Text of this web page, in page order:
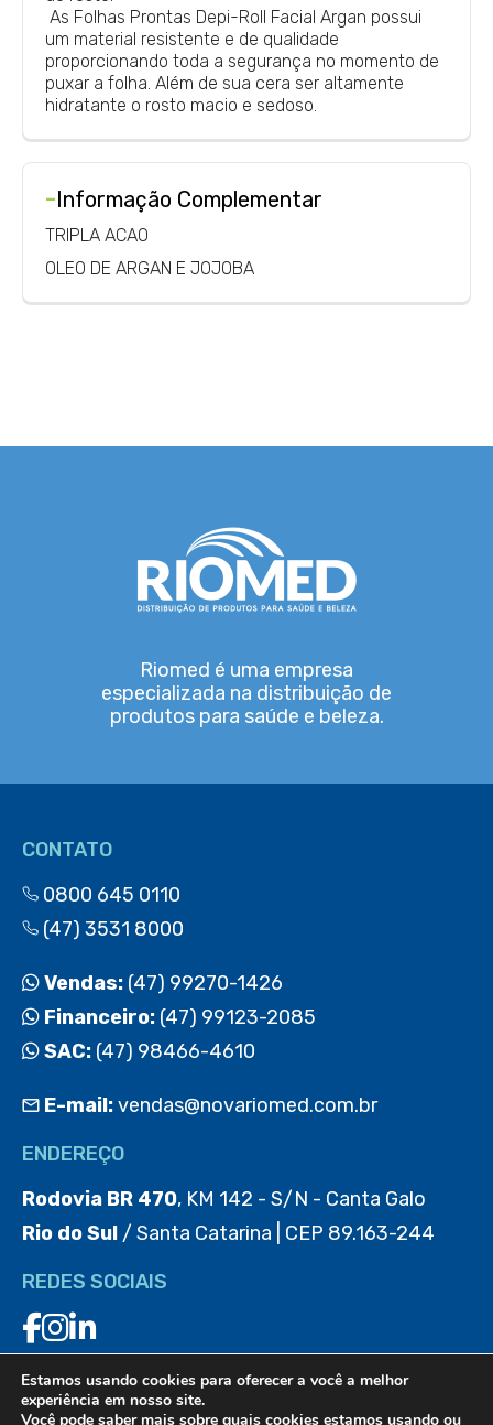
As Folhas Prontas Depi-Roll Facial Argan possui
um material resistente e de qualidade
proporcionando toda a segurança no momento de
puxar a folha. Além de sua cera ser altamente
hidratante o rosto macio e sedoso.
-Informação Complementar
TRIPLA ACAO
OLEO DE ARGAN E JOJOBA
Riomed é uma empresa
especializada na distribuição de
produtos para saúde e beleza.
CONTATO
0800 645 0110
(47) 3531 8000
Vendas: (47) 99270-1426
Financeiro: (47) 99123-2085
SAC: (47) 98466-4610
E-mail:vendas@novariomed.com.br
ENDEREÇO
Rodovia BR 470, KM 142 - S/N - Canta Galo
Rio do Sul / Santa Catarina | CEP 89.163-244
REDES SOCIAIS
BAIXE O APP
Estamos usando cookies para oferecer a você a melhor
experiência em nosso site.
Você pode saber mais sobre quais cookies estamos usando ou